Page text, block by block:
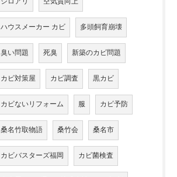
ハウスメーカー カビ 多頭飼育崩壊
臭い問題 死臭 新築のカビ問題
カビ対策屋 カビ調査 黒カビ
カビないリフォーム 服 カビ予防
桑名竹取物語 桑竹会 桑名市
カビバスターズ福岡 カビ菌検査